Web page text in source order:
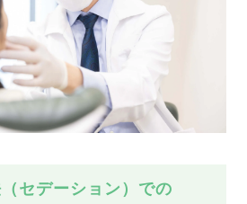
セデーション）での